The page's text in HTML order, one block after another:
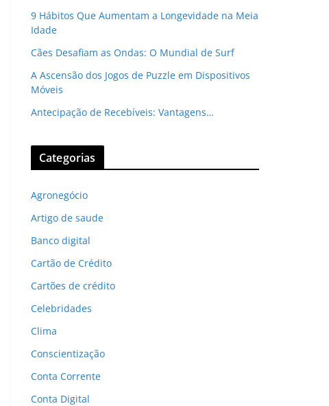
9 Hábitos Que Aumentam a Longevidade na Meia
Idade
Cães Desafiam as Ondas: O Mundial de Surf
A Ascensão dos Jogos de Puzzle em Dispositivos
Móveis
Antecipação de Recebíveis: Vantagens…
Categorias
Agronegócio
Artigo de saude
Banco digital
Cartão de Crédito
Cartões de crédito
Celebridades
Clima
Conscientização
Conta Corrente
Conta Digital